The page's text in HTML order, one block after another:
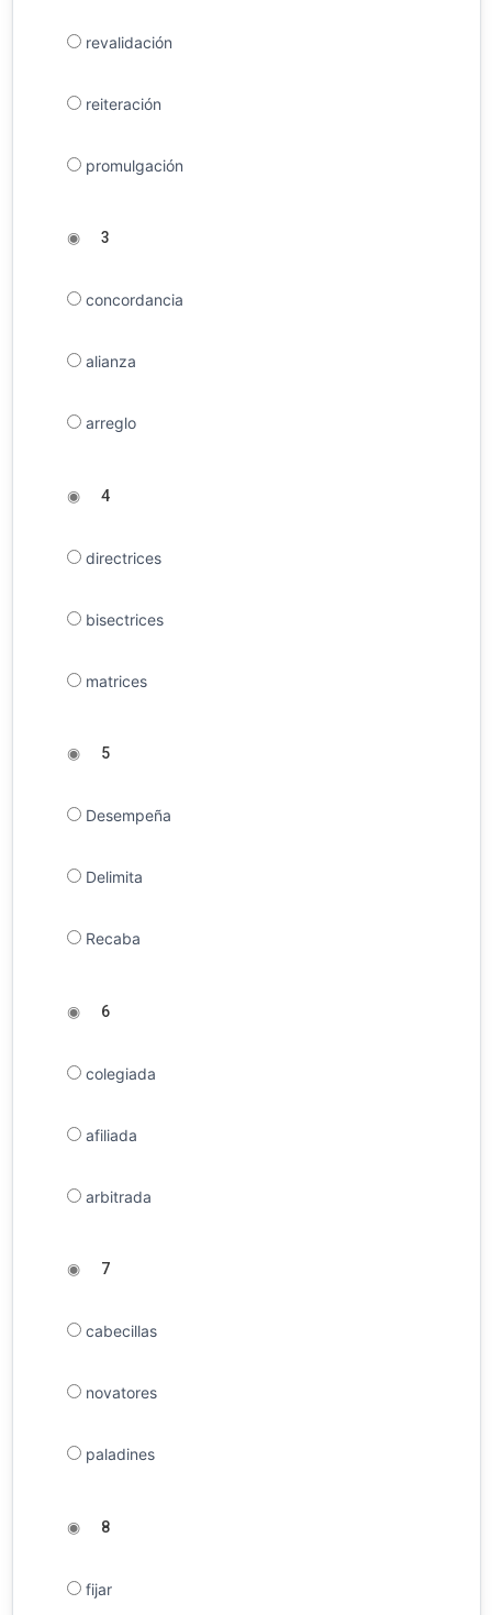
revalidación
reiteración
promulgación
◉ 3
concordancia
alianza
arreglo
◉ 4
directrices
bisectrices
matrices
◉ 5
Desempeña
Delimita
Recaba
◉ 6
colegiada
afiliada
arbitrada
◉ 7
cabecillas
novatores
paladines
◉ 8
fijar